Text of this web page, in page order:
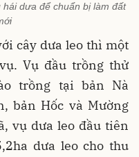
dưa để chuẩn bị làm đất
cây dưa leo thì một
Vụ đầu trồng thử
trồng tại bản Nà
bản Hốc và Mường
vụ dưa leo đầu tiên
dưa leo cho thu